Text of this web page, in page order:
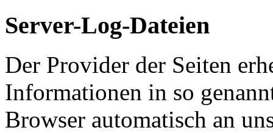
Server-Log-Dateien
Der Provider der Seiten
Informationen in so
Browser automatisch an